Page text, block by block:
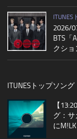
2026/
BTS「
クショ
ITUNESトップソング
【
グ：
に